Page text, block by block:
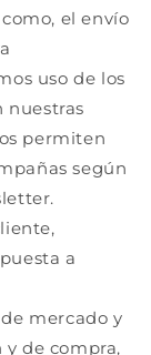
el envío
uso de los
nuestras
permiten
según
a
mercado y
y de compra,